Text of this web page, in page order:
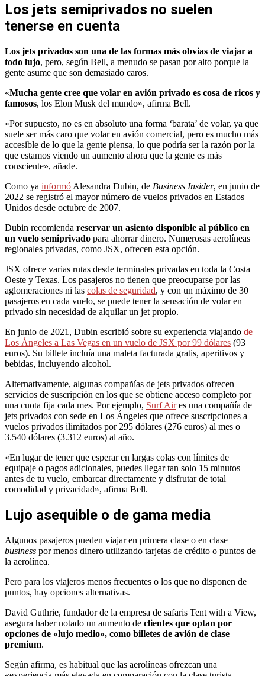
Los jets semiprivados no suelen
tenerse en cuenta
Los jets privados son una de las formas más obvias de viajar a
todo lujo, pero, según Bell, a menudo se pasan por alto porque la
gente asume que son demasiado caros.
«Mucha gente cree que volar en avión privado es cosa de ricos y
famosos, los Elon Musk del mundo», afirma Bell.
«Por supuesto, no es en absoluto una forma ‘barata’ de volar, ya que
suele ser más caro que volar en avión comercial, pero es mucho más
accesible de lo que la gente piensa, lo que podría ser la razón por la
que estamos viendo un aumento ahora que la gente es más
consciente», añade.
Como ya informó Alesandra Dubin, de Business Insider, en junio de
2022 se registró el mayor número de vuelos privados en Estados
Unidos desde octubre de 2007.
Dubin recomienda reservar un asiento disponible al público en
un vuelo semiprivado para ahorrar dinero. Numerosas aerolíneas
regionales privadas, como JSX, ofrecen esta opción.
JSX ofrece varias rutas desde terminales privadas en toda la Costa
Oeste y Texas. Los pasajeros no tienen que preocuparse por las
aglomeraciones ni las colas de seguridad, y con un máximo de 30
pasajeros en cada vuelo, se puede tener la sensación de volar en
privado sin necesidad de alquilar un jet propio.
En junio de 2021, Dubin escribió sobre su experiencia viajando de
Los Ángeles a Las Vegas en un vuelo de JSX por 99 dólares (93
euros). Su billete incluía una maleta facturada gratis, aperitivos y
bebidas, incluyendo alcohol.
Alternativamente, algunas compañías de jets privados ofrecen
servicios de suscripción en los que se obtiene acceso completo por
una cuota fija cada mes. Por ejemplo, Surf Aires una compañía de
jets privados con sede en Los Ángeles que ofrece suscripciones a
vuelos privados ilimitados por 295 dólares (276 euros) al mes o
3.540 dólares (3.312 euros) al año.
«En lugar de tener que esperar en largas colas con límites de
equipaje o pagos adicionales, puedes llegar tan solo 15 minutos
antes de tu vuelo, embarcar directamente y disfrutar de total
comodidad y privacidad», afirma Bell.
Lujo asequible o de gama media
Algunos pasajeros pueden viajar en primera clase o en clase
business por menos dinero utilizando tarjetas de crédito o puntos de
la aerolínea.
Pero para los viajeros menos frecuentes o los que no disponen de
puntos, hay opciones alternativas.
David Guthrie, fundador de la empresa de safaris Tent with a View,
asegura haber notado un aumento de clientes que optan por
opciones de «lujo medio», como billetes de avión de clase
premium.
Según afirma, es habitual que las aerolíneas ofrezcan una